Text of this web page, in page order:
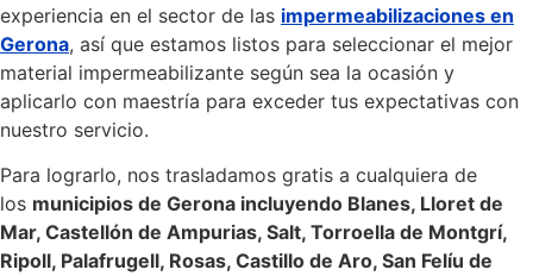
experiencia en el sector de las impermeabilizaciones en
Gerona, así que estamos listos para seleccionar el mejor
material impermeabilizante según sea la ocasión y
aplicarlo con maestría para exceder tus expectativas con
nuestro servicio.
Para lograrlo, nos trasladamos gratis a cualquiera de
los municipios de Gerona incluyendo Blanes, Lloret de
Mar, Castellón de Ampurias, Salt, Torroella de Montgrí,
Ripoll, Palafrugell, Rosas, Castillo de Aro, San Felíu de